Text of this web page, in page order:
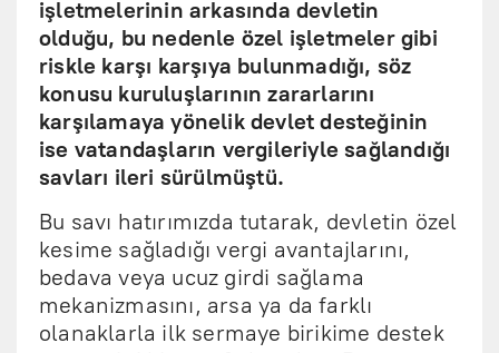
işletmelerinin arkasında devletin
olduğu, bu nedenle özel işletmeler gibi
riskle karşı karşıya bulunmadığı, söz
konusu kuruluşlarının zararlarını
karşılamaya yönelik devlet desteğinin
ise vatandaşların vergileriyle sağlandığı
savları ileri sürülmüştü.
Bu savı hatırımızda tutarak, devletin özel
kesime sağladığı vergi avantajlarını,
bedava veya ucuz girdi sağlama
mekanizmasını, arsa ya da farklı
olanaklarla ilk sermaye birikime destek